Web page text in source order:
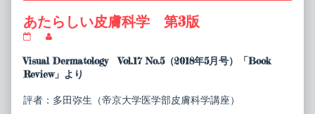
あたらしい皮膚科学 第3版
ら
し
い
膚
posts
by
the
of
Visual Dermatology Vol.17 No.5（2018年5月号）「Book
Review」より
評者：多田弥生（帝京大学医学部皮膚科学講座）